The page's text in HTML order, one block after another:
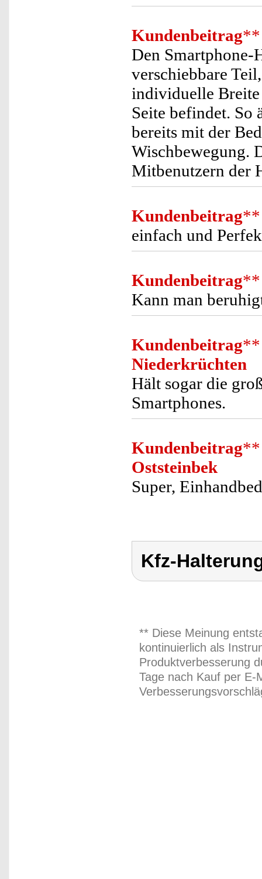
Kundenbeitrag**
Den Smartphone-
verschiebbare
individuelle Breite
Seite befindet. So
bereits mit der
Wischbewegung.
Mitbenutzern der
Kundenbeitrag**
einfach und
Kundenbeitrag**
Kann man
Kundenbeitrag**
Niederkrüchten
Hält sogar die
Smartphones.
Kundenbeitrag**
Oststeinbek
Super,
Kfz-
** Diese Meinung
kontinuierlich als
Produktverbesserung
Tage nach Kauf per E-